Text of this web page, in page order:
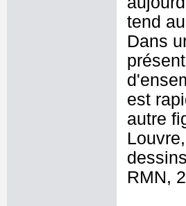
tend
Dans
est
autre
RMN,